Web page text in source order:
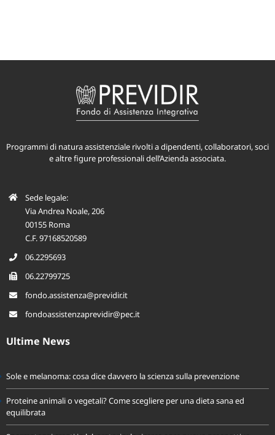
Programmi di natura assistenziale rivolti a dipendenti, collaboratori, soci
Sede legale:
Via Andrea Noale, 206
00155 Roma
C.F. 97168520589
06.2295693
06.22799725
fondo.assistenza@previdir.it
Sole e melanoma: cosa dice davvero la scienza sulla prevenzione
Proteine animali o vegetali? Come scegliere per una dieta sana ed
equilibrata